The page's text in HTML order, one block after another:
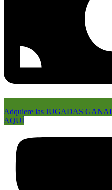
Adquiere las JUGADAS
AQUÍ